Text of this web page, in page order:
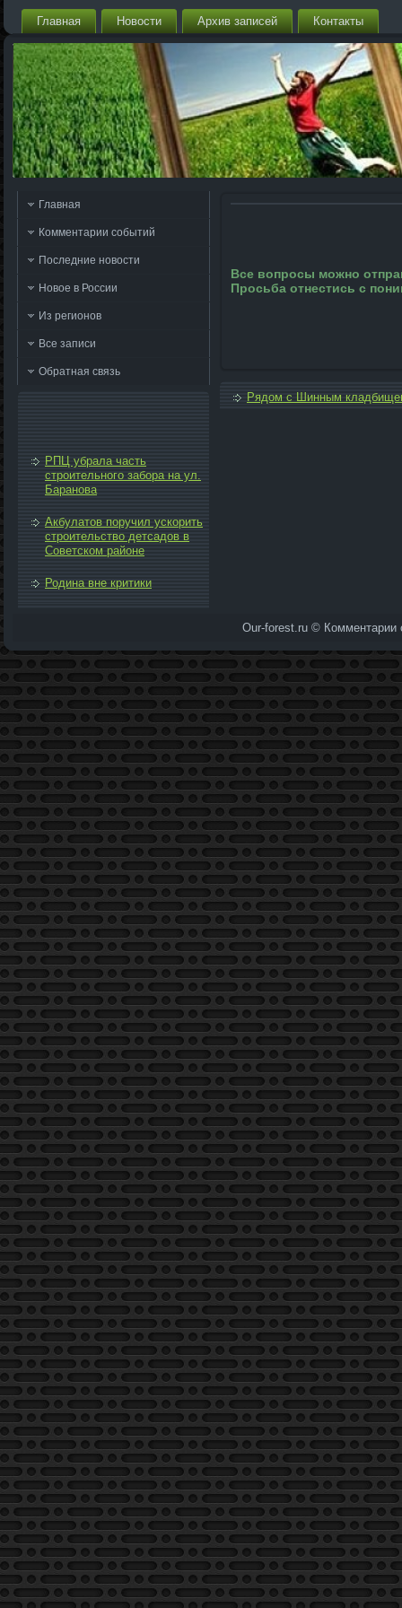
Главная Новости Архив записей Контакты
Главная
Комментарии событий
Последние новости
Новое в России
Из регионов
Все записи
Обратная связь
РПЦ убрала часть
строительного забора на ул.
Баранова
Акбулатов поручил ускорить
строительство детсадов в
Советском районе
Родина вне критики
Все вопросы можно
Просьба отнестись с
Рядом с Шинным
Our-forest.ru © Комментарии